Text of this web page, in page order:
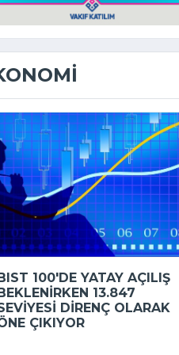
100'DE YATAY AÇILIŞ
13.847
DIRENÇ OLARAK
ÇIKIYOR